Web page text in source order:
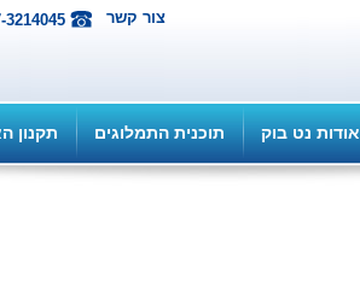
3214045 צור קשר
אודות נט בוק תוכנית התמלוגים תקנון